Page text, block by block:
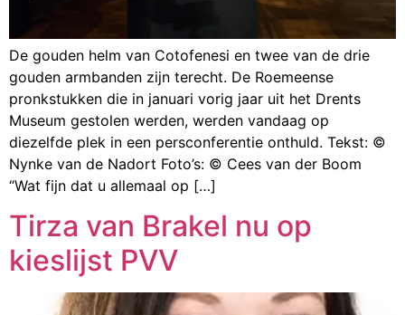
De gouden helm van Cotofenesi en twee van de drie
gouden armbanden zijn terecht. De Roemeense
pronkstukken die in januari vorig jaar uit het Drents
Museum gestolen werden, werden vandaag op
diezelfde plek in een persconferentie onthuld. Tekst: ©
Nynke van de Nadort Foto’s: © Cees van der Boom
“Wat fijn dat u allemaal op […]
Tirza van Brakel nu op
kieslijst PVV